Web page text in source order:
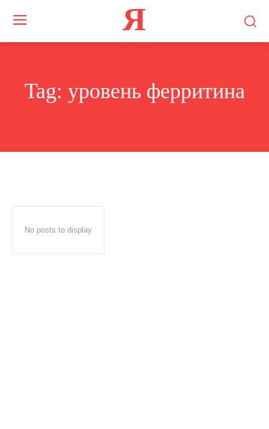
Я
Tag: уровень ферритина
No posts to display